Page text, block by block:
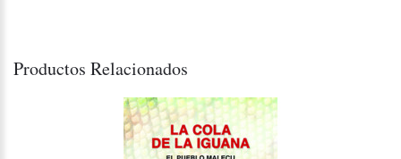
Productos Relacionados